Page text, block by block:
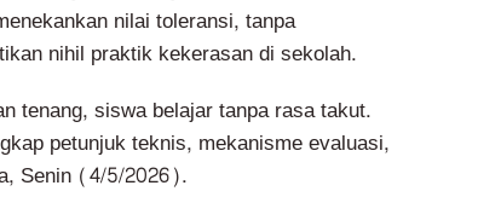
nilai toleransi, tanpa
nihil praktik kekerasan di sekolah.
tenang, siswa belajar tanpa rasa takut.
petunjuk teknis, mekanisme evaluasi,
Senin (4/5/2026).